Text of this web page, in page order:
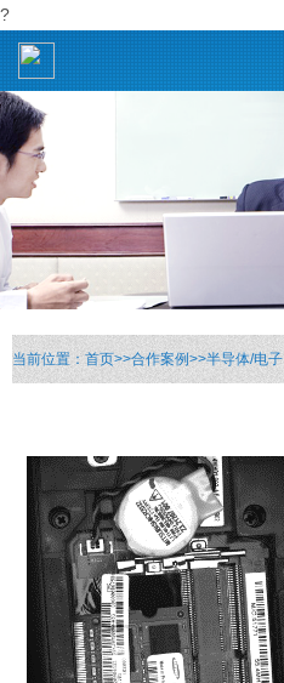
?
当前位置：首页>>合作案例>>半导体/电子